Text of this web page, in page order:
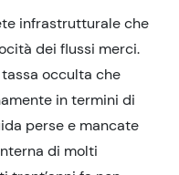
infrastrutturale che
dei flussi merci.
occulta che
in termini di
perse e mancate
di molti